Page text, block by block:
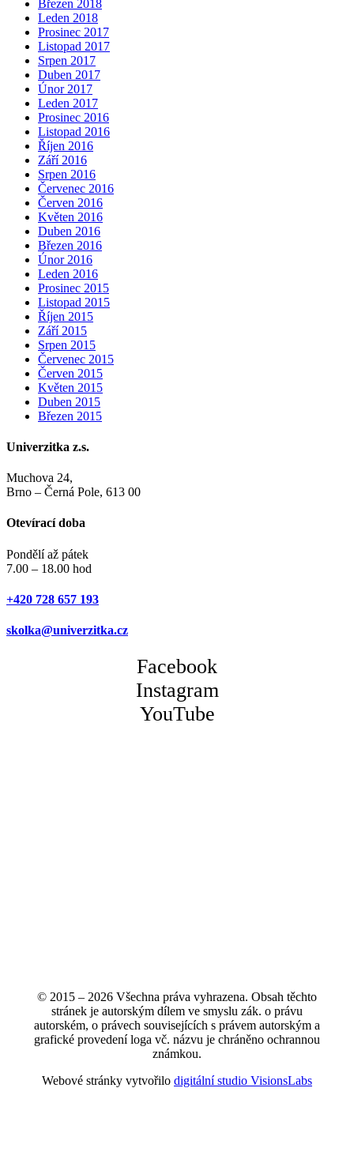
Březen 2018
Leden 2018
Prosinec 2017
Listopad 2017
Srpen 2017
Duben 2017
Únor 2017
Leden 2017
Prosinec 2016
Listopad 2016
Říjen 2016
Září 2016
Srpen 2016
Červenec 2016
Červen 2016
Květen 2016
Duben 2016
Březen 2016
Únor 2016
Leden 2016
Prosinec 2015
Listopad 2015
Říjen 2015
Září 2015
Srpen 2015
Červenec 2015
Červen 2015
Květen 2015
Duben 2015
Březen 2015
Univerzitka z.s.
Muchova 24,
Brno – Černá Pole, 613 00
Otevírací doba
Pondělí až pátek
7.00 – 18.00 hod
+420 728 657 193
skolka@univerzitka.cz
Facebook
Instagram
YouTube
© 2015 – 2026 Všechna práva vyhrazena. Obsah těchto
stránek je autorským dílem ve smyslu zák. o právu
autorském, o právech souvisejících s právem autorským a
grafické provedení loga vč. názvu je chráněno ochrannou
známkou.
Webové stránky vytvořilo digitální studio VisionsLabs